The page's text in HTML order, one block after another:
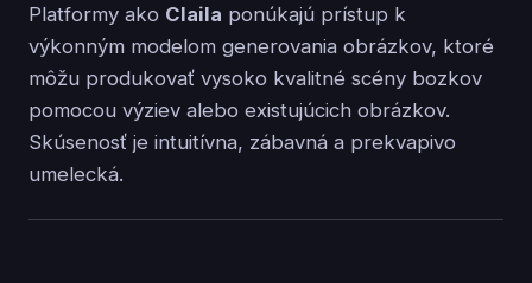
Platformy ako Claila ponúkajú prístup k
výkonným modelom generovania obrázkov, ktoré
môžu produkovať vysoko kvalitné scény bozkov
pomocou výziev alebo existujúcich obrázkov.
Skúsenosť je intuitívna, zábavná a prekvapivo
umelecká.